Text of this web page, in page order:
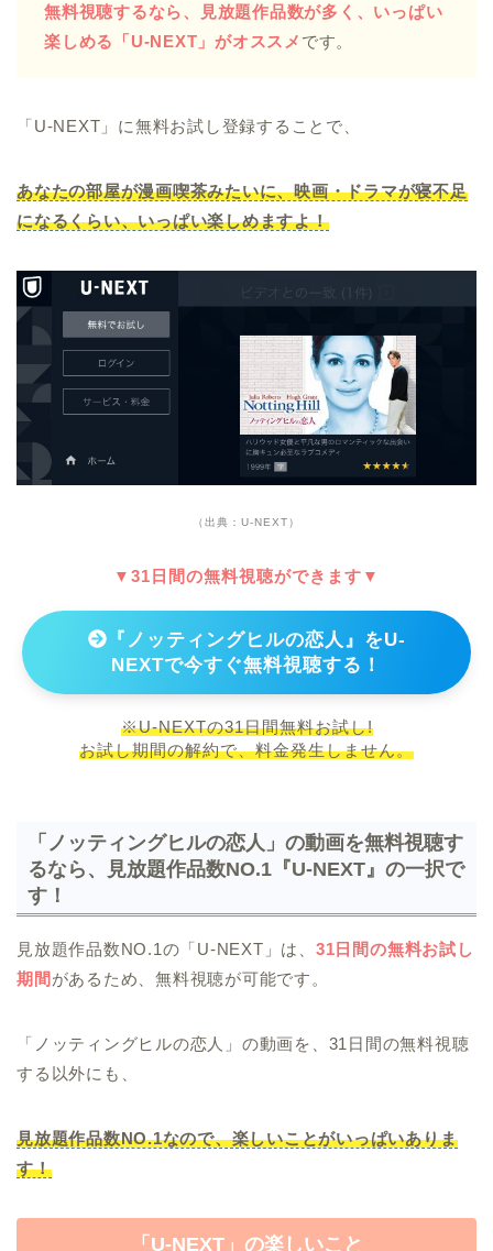
無料視聴するなら、見放題作品数が多く、いっぱい
楽しめる「U-NEXT」がオススメ です。
「U-NEXT」に無料お試し登録することで、
あなたの部屋が漫画喫茶みたいに、映画・ドラマが寝不足
になるくらい、いっぱい楽しめますよ！
（出典：U-NEXT）
▼31日間の無料視聴ができます▼
『ノッティングヒルの恋人』をU-
NEXTで今すぐ無料視聴する！
※U-NEXTの31日間無料お試し!
お試し期間の解約で、料金発生しません。
「ノッティングヒルの恋人」の動画を無料視聴す
るなら、見放題作品数NO.1『U-NEXT』の一択で
す！
見放題作品数NO.1の「U-NEXT」は、 31日間の無料お試し
期間 があるため、無料視聴が可能です。
「ノッティングヒルの恋人」の動画を、31日間の無料視聴
する以外にも、
見放題作品数NO.1なので、楽しいことがいっぱいありま
す！
「U-NEXT」の楽しいこと